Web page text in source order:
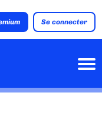
Se connecter